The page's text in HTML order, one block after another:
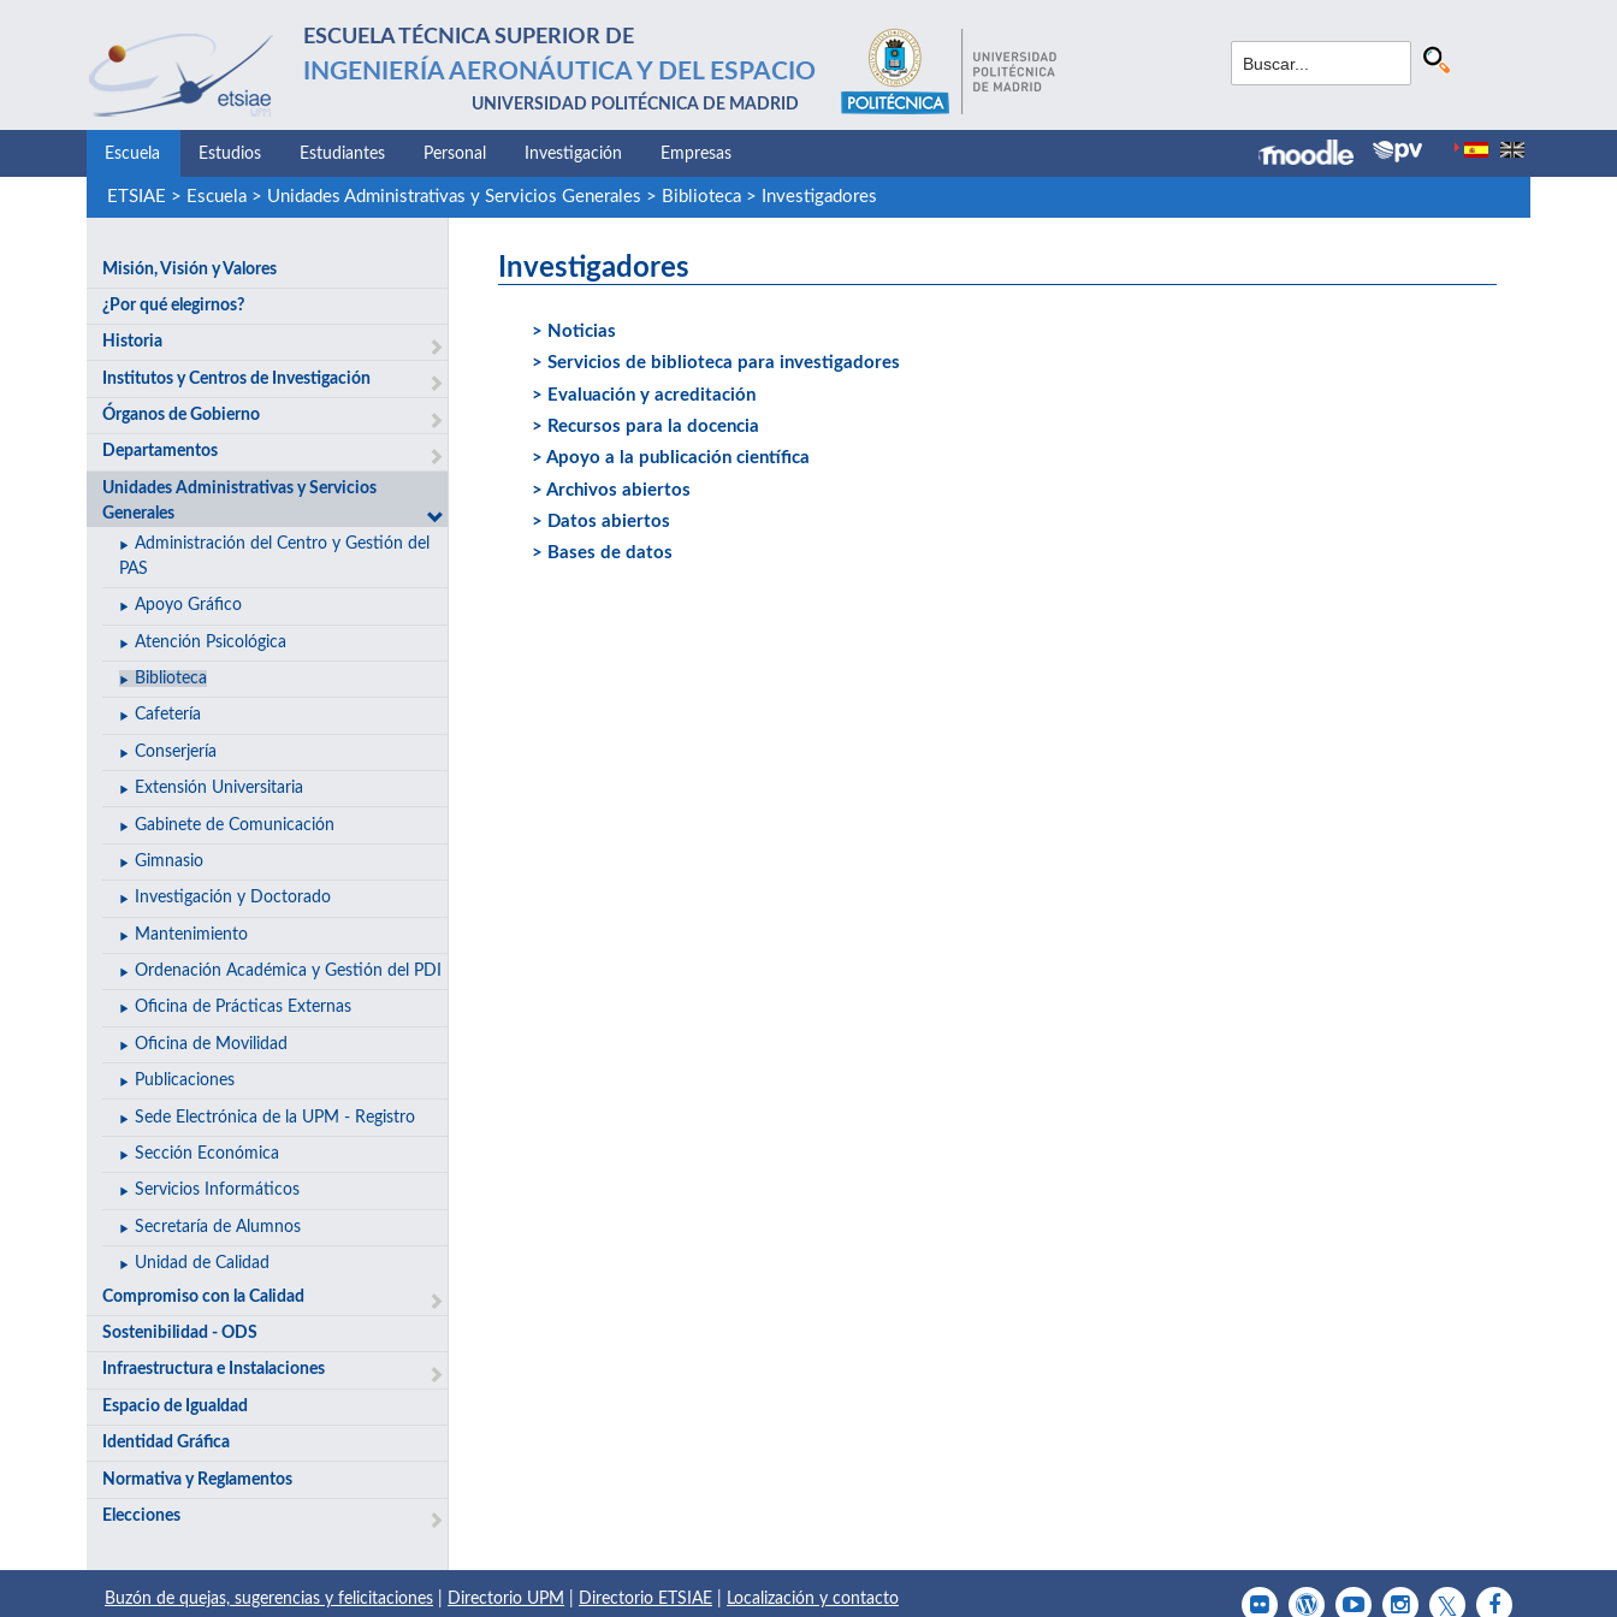
ESCUELA TÉCNICA SUPERIOR DE
INGENIERÍA AERONÁUTICA Y DEL ESPACIO
UNIVERSIDAD POLITÉCNICA DE MADRID
Escuela Estudios Estudiantes Personal Investigación Empresas
ETSIAE > Escuela> Unidades Administrativas y Servicios Generales > Biblioteca> Investigadores
Misión, Visión y Valores
¿Por qué elegirnos?
Historia
Institutos y Centros de Investigación
Órganos de Gobierno
Departamentos
Unidades Administrativas y Servicios
Generales
Administración del Centro y Gestión del
PAS
Apoyo Gráfico
Atención Psicológica
Biblioteca
Cafetería
Conserjería
Extensión Universitaria
Gabinete de Comunicación
Gimnasio
Investigación y Doctorado
Mantenimiento
Ordenación Académica y Gestión del PDI
Oficina de Prácticas Externas
Oficina de Movilidad
Publicaciones
Sede Electrónica de la UPM - Registro
Sección Económica
Servicios Informáticos
Secretaría de Alumnos
Unidad de Calidad
Compromiso con la Calidad
Sostenibilidad - ODS
Infraestructura e Instalaciones
Espacio de Igualdad
Identidad Gráfica
Normativa y Reglamentos
Elecciones
Investigadores
> Noticias
> Servicios de biblioteca para investigadores
> Evaluación y acreditación
> Recursos para la docencia
> Apoyo a la publicación científica
> Archivos abiertos
> Datos abiertos
> Bases de datos
Buzón de quejas, sugerencias y felicitaciones Directorio UPM Directorio ETSIAE Localización y contacto